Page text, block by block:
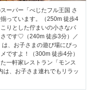
ーパー「べじたフル王国 さ
っています。（250m 徒歩4
りとした佇まいの小さなパ
です♡（240m 徒歩3分）／
、お子さまの遊び場にぴっ
ですよ！（300m 徒歩4分）
一軒家レストラン「モンス
は、お子さま連れでもリラッ